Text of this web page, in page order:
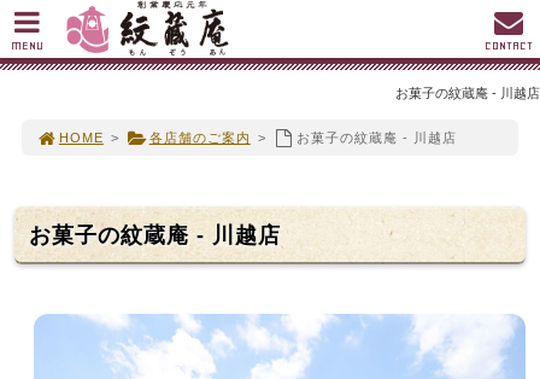
お菓子の紋蔵庵 - 川越店
HOME > 各店舗のご案内 > お菓子の紋蔵庵 - 川越店
お菓子の紋蔵庵 - 川越店
MENU CONTACT